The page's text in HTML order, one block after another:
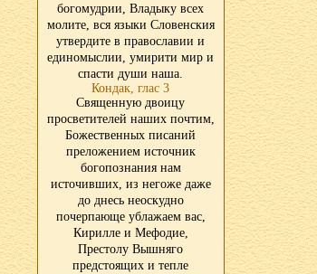
богомудрии, Владыку всех
молите, вся языки Словенския
утвердите в православии и
единомыслии, умирити мир и
спасти души наша.
Кондак, глас 3
Священную двоицу
просветителей наших почтим,
Божественных писаний
преложением источник
богопознания нам
источивших, из негоже даже
до днесь неоскудно
почерпающе ублажаем вас,
Кирилле и Мефодие,
Престолу Вышняго
предстоящих и тепле